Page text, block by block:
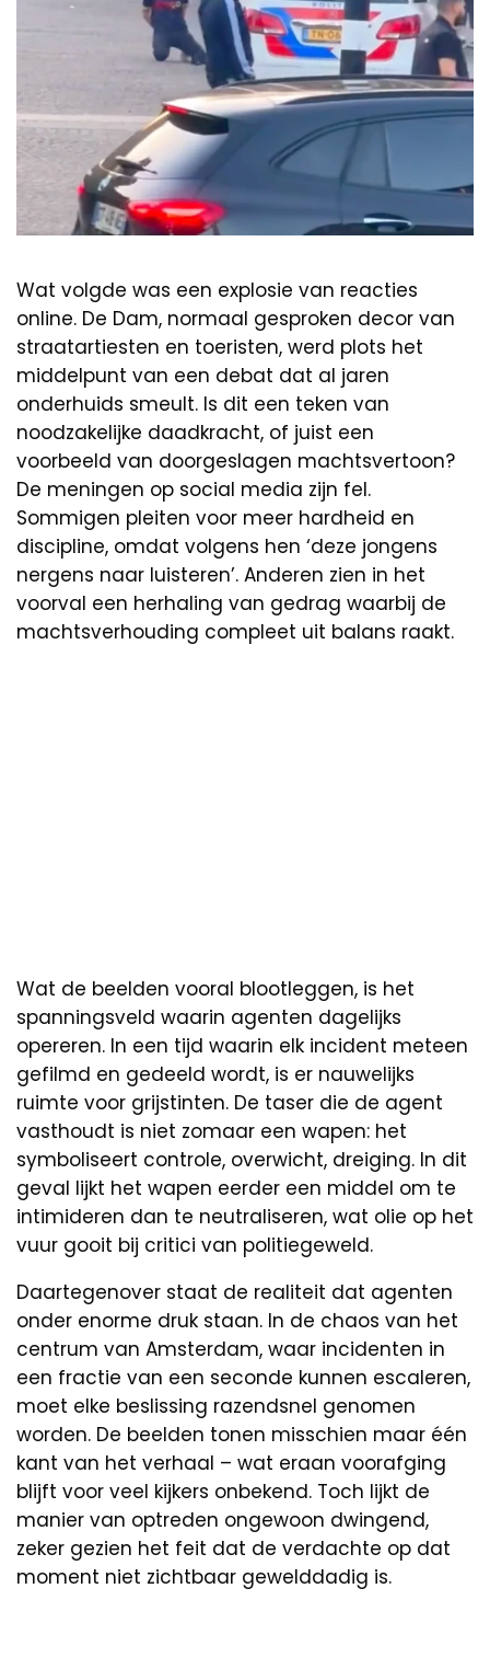
Wat volgde was een explosie van reacties
online. De Dam, normaal gesproken decor van
straatartiesten en toeristen, werd plots het
middelpunt van een debat dat al jaren
onderhuids smeult. Is dit een teken van
noodzakelijke daadkracht, of juist een
voorbeeld van doorgeslagen machtsvertoon?
De meningen op social media zijn fel.
Sommigen pleiten voor meer hardheid en
discipline, omdat volgens hen ‘deze jongens
nergens naar luisteren’. Anderen zien in het
voorval een herhaling van gedrag waarbij de
machtsverhouding compleet uit balans raakt.
Wat de beelden vooral blootleggen, is het
spanningsveld waarin agenten dagelijks
opereren. In een tijd waarin elk incident meteen
gefilmd en gedeeld wordt, is er nauwelijks
ruimte voor grijstinten. De taser die de agent
vasthoudt is niet zomaar een wapen: het
symboliseert controle, overwicht, dreiging. In dit
geval lijkt het wapen eerder een middel om te
intimideren dan te neutraliseren, wat olie op het
vuur gooit bij critici van politiegeweld.
Daartegenover staat de realiteit dat agenten
onder enorme druk staan. In de chaos van het
centrum van Amsterdam, waar incidenten in
een fractie van een seconde kunnen escaleren,
moet elke beslissing razendsnel genomen
worden. De beelden tonen misschien maar één
kant van het verhaal – wat eraan voorafging
blijft voor veel kijkers onbekend. Toch lijkt de
manier van optreden ongewoon dwingend,
zeker gezien het feit dat de verdachte op dat
moment niet zichtbaar gewelddadig is.